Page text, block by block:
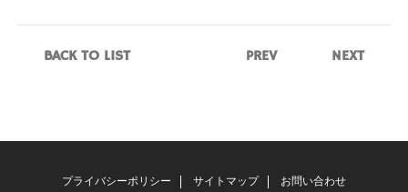
NEXT
PREV
BACK TO LIST
プライバシーポリシー サイトマップ お問い合わせ